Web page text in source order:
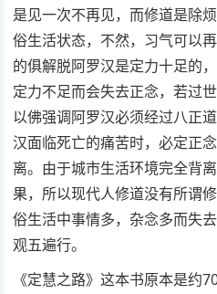
是见一次不再见，而修道是除
俗生活状态，不然，习气可以
的俱解脱阿罗汉是定力十足的
定力不足而会失去正念，若过
以佛强调阿罗汉必须经过八正
汉面临死亡的痛苦时，必定正
离。由于城市生活环境完全背
果，所以现代人修道没有所谓
俗生活中事情多，杂念多而失
观五遍行。
《定慧之路》这本书原本是约